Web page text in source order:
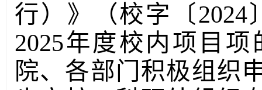
行）》（校字〔
2025年度校内项目
院、各部门积极组织